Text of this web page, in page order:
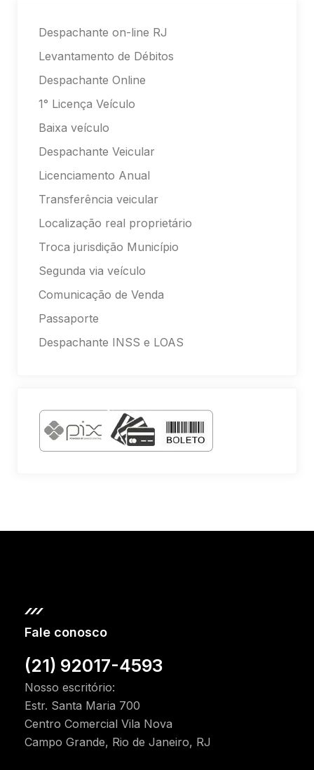
Despachante on-line RJ
Levantamento de Débitos
Despachante Online
1° Licença Veículo
Baixa veículo
Despachante Veicular
Licenciamento Anual
Transferência veicular
Localização real proprietário
Troca jurisdição Município
Segunda via veículo
Comunicação de Venda
Passaporte
Despachante INSS e LOAS
Fale conosco
(21) 92017-4593
Nosso escritório:
Estr. Santa Maria 700
Centro Comercial Vila Nova
Campo Grande, Rio de Janeiro, RJ